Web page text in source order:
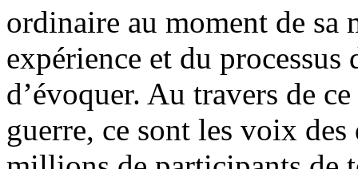
ordinaire au moment de sa
expérience et du processus
d’évoquer. Au travers de
guerre, ce sont les voix